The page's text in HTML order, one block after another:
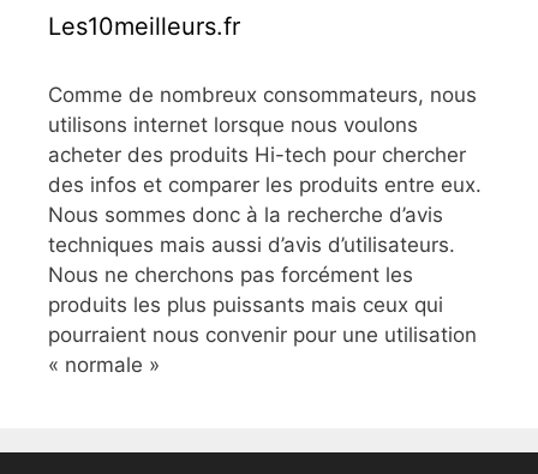
Les10meilleurs.fr
Comme de nombreux consommateurs, nous
utilisons internet lorsque nous voulons
acheter des produits Hi-tech pour chercher
des infos et comparer les produits entre eux.
Nous sommes donc à la recherche d’avis
techniques mais aussi d’avis d’utilisateurs.
Nous ne cherchons pas forcément les
produits les plus puissants mais ceux qui
pourraient nous convenir pour une utilisation
« normale »